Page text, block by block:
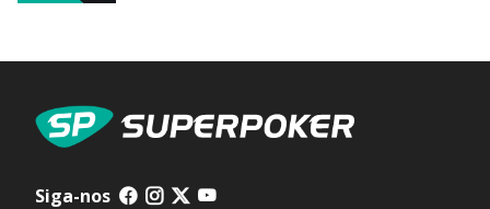
Siga-nos